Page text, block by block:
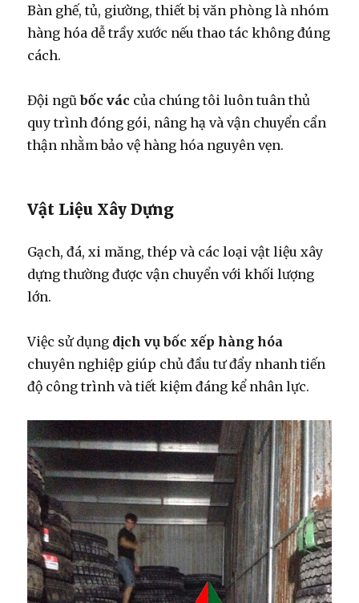
Bàn ghế, tủ, giường, thiết bị văn phòng là nhóm
hàng hóa dễ trầy xước nếu thao tác không đúng
cách.
Đội ngũbốc vác của chúng tôi luôn tuân thủ
quy trình đóng gói, nâng hạ và vận chuyển cẩn
thận nhằm bảo vệ hàng hóa nguyên vẹn.
Vật Liệu Xây Dựng
Gạch, đá, xi măng, thép và các loại vật liệu xây
dựng thường được vận chuyển với khối lượng
lớn.
Việc sử dụng dịch vụ bốc xếp hàng hóa
chuyên nghiệp giúp chủ đầu tư đẩy nhanh tiến
độ công trình và tiết kiệm đáng kể nhân lực.